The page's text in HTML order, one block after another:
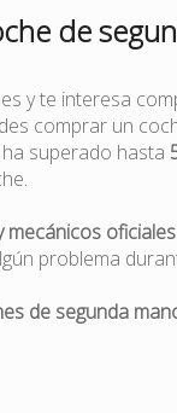
de
y te interesa
comprar un
superado hasta
mecánicos
problema
de segunda